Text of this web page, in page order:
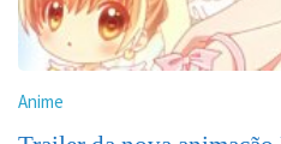
Anime